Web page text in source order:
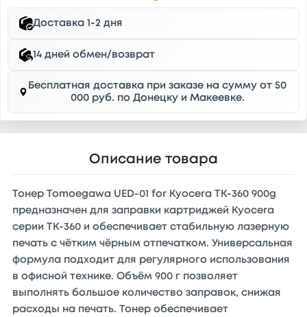
Доставка 1-2 дня
14 дней обмен/возврат
Бесплатная доставка при заказе на сумму от 50
000 руб. по Донецку и Макеевке.
Описание товара
Тонер Tomoegawa UED-01 for Kyocera TK-360 900g
предназначен для заправки картриджей Kyocera
серии TK-360 и обеспечивает стабильную лазерную
печать с чётким чёрным отпечатком. Универсальная
формула подходит для регулярного использования
в офисной технике. Объём 900 г позволяет
выполнять большое количество заправок, снижая
расходы на печать. Тонер обеспечивает